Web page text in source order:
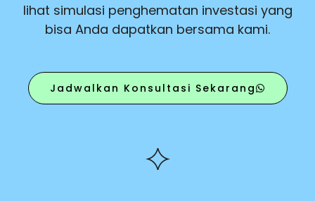
lihat simulasi penghematan investasi yang
bisa Anda dapatkan bersama kami.
Jadwalkan Konsultasi Sekarang